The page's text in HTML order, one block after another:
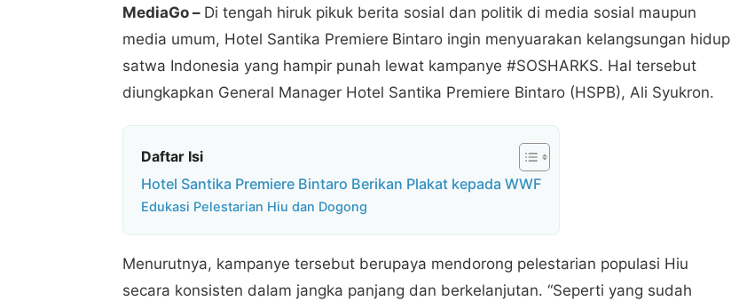
MediaGo – Di tengah hiruk pikuk berita sosial dan politik di media sosial maupun
media umum, Hotel Santika Premiere Bintaro ingin menyuarakan kelangsungan hidup
satwa Indonesia yang hampir punah lewat kampanye #SOSHARKS. Hal tersebut
diungkapkan General Manager Hotel Santika Premiere Bintaro (HSPB), Ali Syukron.
Daftar Isi
Hotel Santika Premiere Bintaro Berikan Plakat kepada WWF
Edukasi Pelestarian Hiu dan Dogong
Menurutnya, kampanye tersebut berupaya mendorong pelestarian populasi Hiu
secara konsisten dalam jangka panjang dan berkelanjutan. “Seperti yang sudah